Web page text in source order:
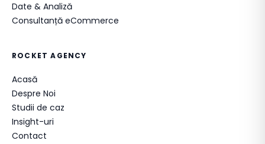
Date & Analiză
Consultanță eCommerce
ROCKET AGENCY
Acasă
Despre Noi
Studii de caz
Insight-uri
Contact